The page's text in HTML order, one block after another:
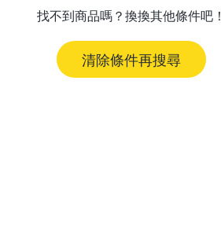
找不到商品嗎？換換其他條件吧！
清除條件再搜尋